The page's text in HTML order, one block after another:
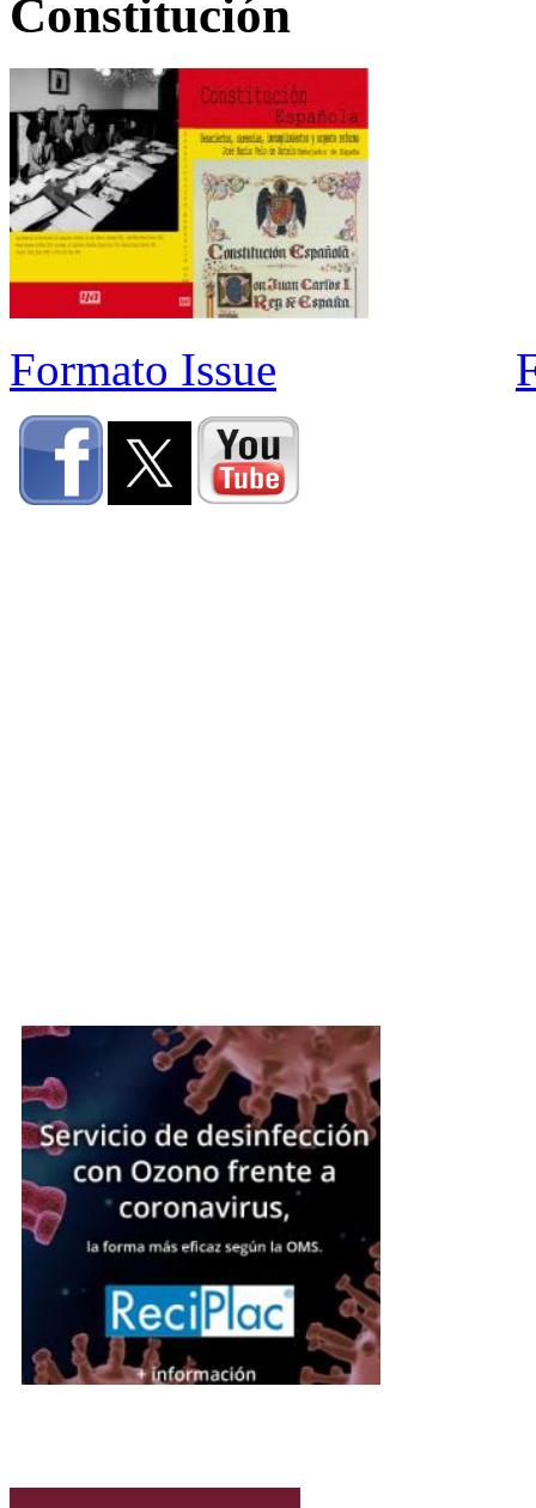
Constitución
Formato Issue